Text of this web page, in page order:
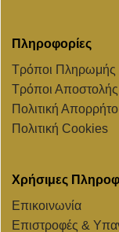
Πληροφορίες
Τρόποι Πληρωμής
Τρόποι Αποστολής
Πολιτική
Πολιτική Cookies
Χρήσιμες
Επικοινωνία
Επιστροφές &